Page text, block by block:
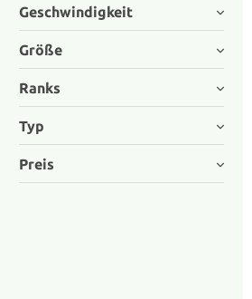
Geschwindigkeit
Größe
Ranks
Typ
Preis